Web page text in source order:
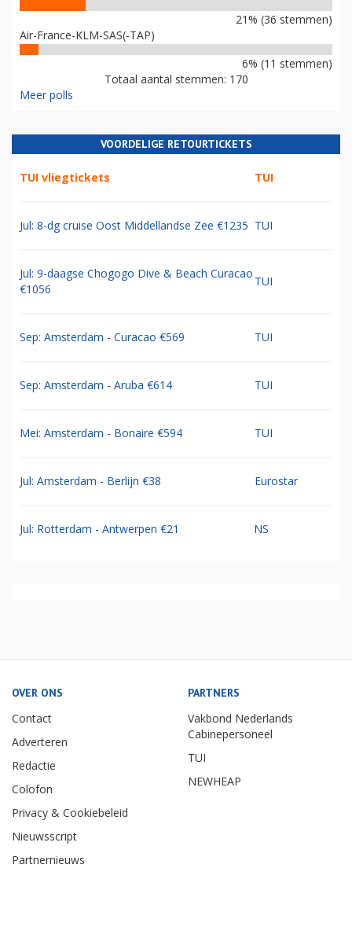
21% (36 stemmen)
Air-France-KLM-SAS(-TAP)
6% (11 stemmen)
Totaal aantal stemmen: 170
Meer polls
VOORDELIGE RETOURTICKETS
TUI vliegtickets TUI
Jul: 8-dg cruise Oost Middellandse Zee €1235 TUI
Jul: 9-daagse Chogogo Dive & Beach Curacao
€1056
TUI
Sep: Amsterdam - Curacao €569 TUI
Sep: Amsterdam - Aruba €614 TUI
Mei: Amsterdam - Bonaire €594 TUI
Jul: Amsterdam - Berlijn €38 Eurostar
Jul: Rotterdam - Antwerpen €21 NS
OVER ONS
Contact
Adverteren
Redactie
Colofon
Privacy & Cookiebeleid
Nieuwsscript
Partnernieuws
PARTNERS
Vakbond Nederlands
Cabinepersoneel
TUI
NEWHEAP